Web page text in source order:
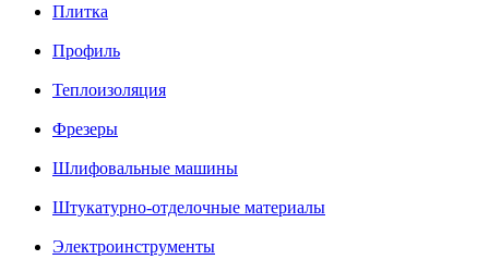
Плитка
Профиль
Теплоизоляция
Фрезеры
Шлифовальные машины
Штукатурно-отделочные материалы
Электроинструменты